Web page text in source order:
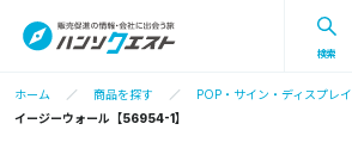
検索
ホーム 商品を探す
POP・サイン・ディスプレイ
イージーウォール【56954-1】